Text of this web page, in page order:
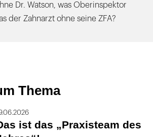
Dr. Watson, was Oberinspektor
der Zahnarzt ohne seine ZFA?
Thema
ist das „Praxisteam des